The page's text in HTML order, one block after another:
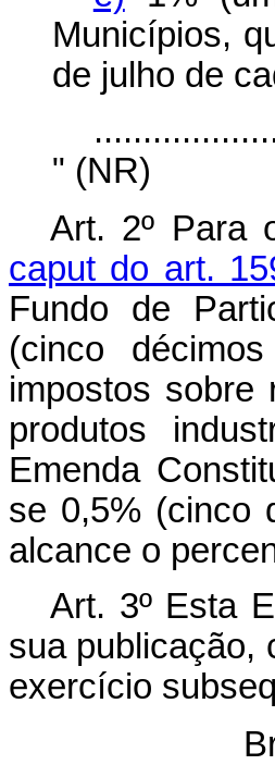
Municípios,
de julho de
" (NR)
Art. 2º Para
caput do art.
Fundo de
(cinco
impostos sobre
produtos
Emenda
se 0,5% (cinco
alcance o
Art. 3º Esta
sua publicação,
exercício